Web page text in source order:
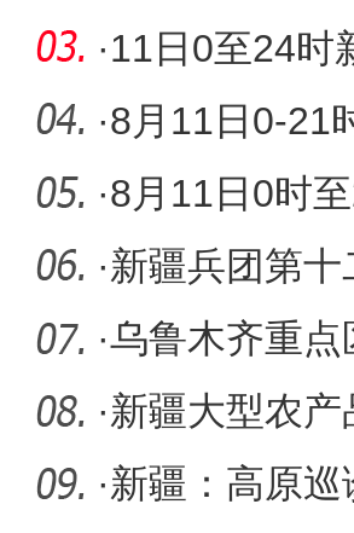
形势仍处
·11日0至24时
状感染者
·8月11日0-21
87例
·8月11日0时
224例
·新疆兵团第
·乌鲁木齐重
见闻：处
·新疆大型农
营业不断
·新疆：高原巡